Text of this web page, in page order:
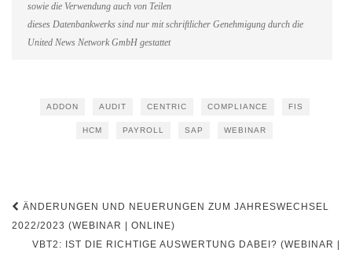
sowie die Verwendung auch von Teilen
dieses Datenbankwerks sind nur mit schriftlicher Genehmigung durch die
United News Network GmbH gestattet
ADDON AUDIT CENTRIC COMPLIANCE FIS
HCM PAYROLL SAP WEBINAR
Beitragsnavigation
ÄNDERUNGEN UND NEUERUNGEN ZUM JAHRESWECHSEL
2022/2023 (WEBINAR | ONLINE)
VBT2: IST DIE RICHTIGE AUSWERTUNG DABEI? (WEBINAR |